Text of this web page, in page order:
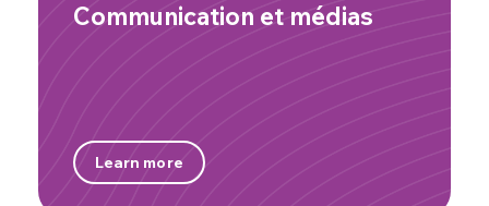
Communication et médias
Learn more